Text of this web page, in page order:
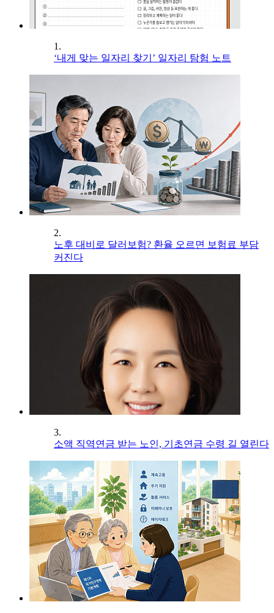
1.
‘내게 맞는 일자리 찾기’ 일자리 탐험 노트
2.
노후 대비로 달러보험? 환율 오르면 보험료 부담
커진다
3.
소액 직역연금 받는 노인, 기초연금 수령 길 열린다